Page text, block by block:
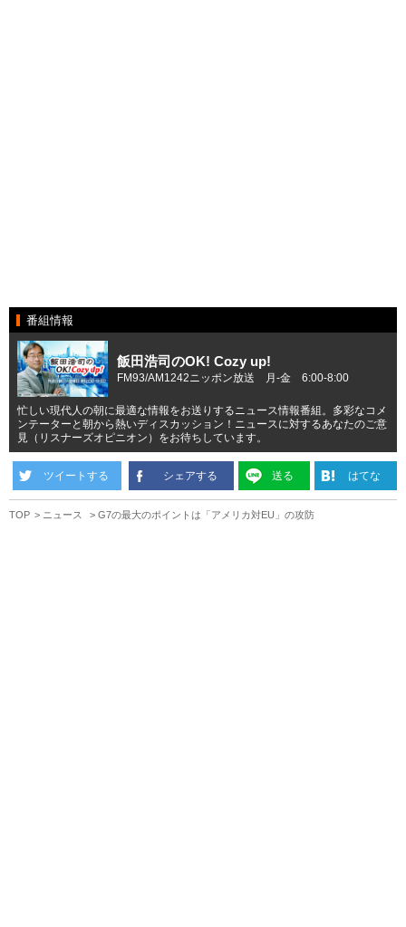
番組情報
飯田浩司のOK! Cozy up!
FM93/AM1242ニッポン放送 月-金 6:00-8:00
忙しい現代人の朝に最適な情報をお送りするニュース情報番組。多彩なコメ
ンテーターと朝から熱いディスカッション！ニュースに対するあなたのご意
見（リスナーズオピニオン）をお待ちしています。
ツイートする シェアする 送る はてな
TOP ニュース G7の最大のポイントは「アメリカ対EU」の攻防